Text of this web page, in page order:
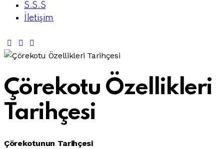
S.S.S
İletişim
Çörekotu Özellikleri
Tarihçesi
Çörekotunun Tarihçesi